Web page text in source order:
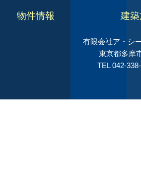
物件情報 建築
有限会社ア・シ
東京都多摩
TEL 042-